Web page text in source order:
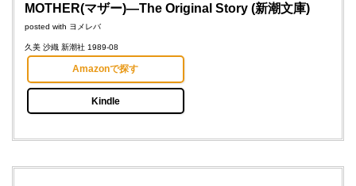
MOTHER(マザー)―The Original Story (新潮文庫)
posted with ヨメレバ
久美 沙織 新潮社 1989-08
Amazonで探す
Kindle